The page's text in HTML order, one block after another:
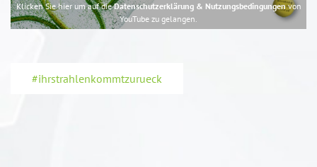
Klicken Sie hier um auf dieDatenschutzerklärung & Nutzungsbedingungenvon
YouTube zu gelangen.
#ihrstrahlenkommtzurueck